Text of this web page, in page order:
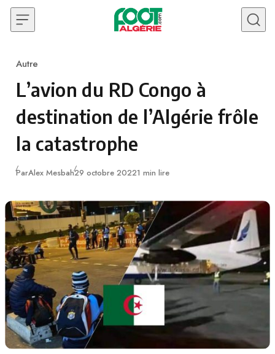
Skip to content
Category
Autre
L’avion du RD Congo à
destination de l’Algérie frôle
la catastrophe
ParAlex MesbahPublié
29 octobre 20221 min lire